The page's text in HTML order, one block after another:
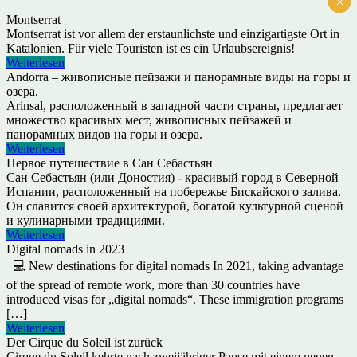
Montserrat
Montserrat ist vor allem der erstaunlichste und einzigartigste Ort in
Katalonien. Für viele Touristen ist es ein Urlaubsereignis!
Weiterlesen
Andorra – живописные пейзажи и панорамные виды на горы и
озера.
Arinsal, расположенный в западной части страны, предлагает
множество красивых мест, живописных пейзажей и
панорамных видов на горы и озера.
Weiterlesen
Первое путешествие в Сан Себастьян
Сан Себастьян (или Доностия) - красивый город в Северной
Испании, расположенный на побережье Бискайского залива.
Он славится своей архитектурой, богатой культурной сценой
и кулинарными традициями.
Weiterlesen
Digital nomads in 2023
💻 New destinations for digital nomads In 2021, taking advantage
of the spread of remote work, more than 30 countries have
introduced visas for „digital nomads“. These immigration programs
[…]
Weiterlesen
Der Cirque du Soleil ist zurück